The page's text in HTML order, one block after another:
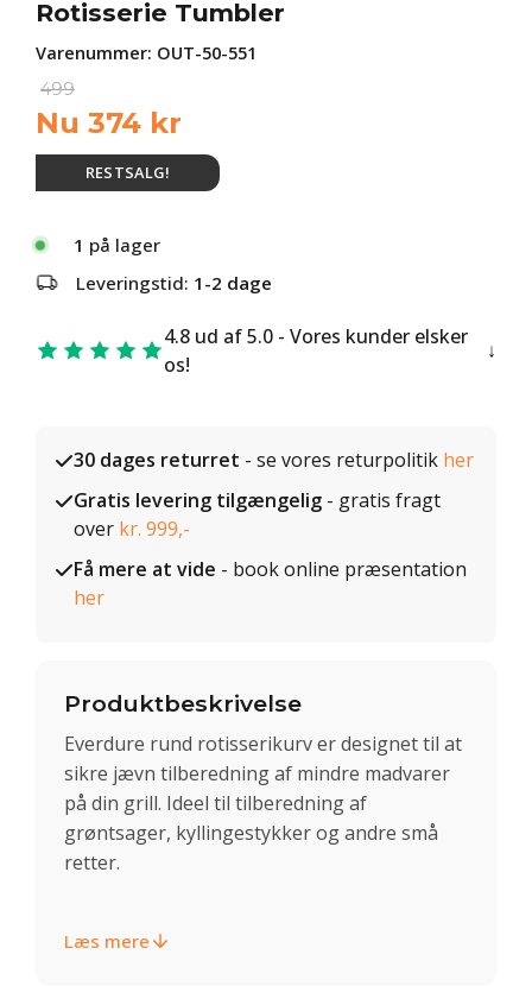
Rotisserie Tumbler
Varenummer: OUT-50-551
499
Nu 374 kr
RESTSALG!
1 på lager
Leveringstid: 1-2 dage
4.8 ud af 5.0 - Vores kunder elsker
os!
30 dages returret - se vores returpolitik her
Gratis levering tilgængelig - gratis fragt
over kr. 999,-
Få mere at vide - book online præsentation
her
Produktbeskrivelse
Everdure rund rotisserikurv er designet til at
sikre jævn tilberedning af mindre madvarer
på din grill. Ideel til tilberedning af
grøntsager, kyllingestykker og andre små
retter.
Læs mere